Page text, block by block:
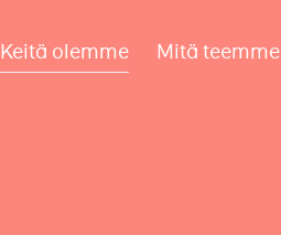
Keitä olemme Mitä teemme